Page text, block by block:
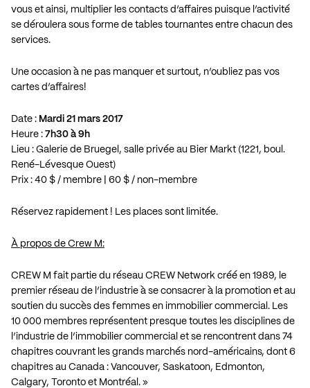
vous et ainsi, multiplier les contacts d’affaires puisque l’activité
se déroulera sous forme de tables tournantes entre chacun des
services.
Une occasion à ne pas manquer et surtout, n’oubliez pas vos
cartes d’affaires!
Date : Mardi 21 mars 2017
Heure : 7h30 à 9h
Lieu : Galerie de Bruegel, salle privée au Bier Markt (1221, boul.
René-Lévesque Ouest)
Prix : 40 $ / membre | 60 $ / non-membre
Réservez rapidement ! Les places sont limitée.
À propos de Crew M:
CREW M fait partie du réseau CREW Network créé en 1989, le
premier réseau de l’industrie à se consacrer à la promotion et au
soutien du succès des femmes en immobilier commercial. Les
10 000 membres représentent presque toutes les disciplines de
l’industrie de l’immobilier commercial et se rencontrent dans 74
chapitres couvrant les grands marchés nord-américains, dont 6
chapitres au Canada : Vancouver, Saskatoon, Edmonton,
Calgary, Toronto et Montréal. »